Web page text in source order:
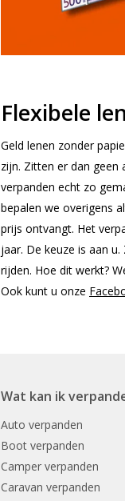
Flexibele
Geld lenen zonder
zijn. Zitten er dan geen
verpanden echt zo
bepalen we overigens
prijs ontvangt. Het
jaar. De keuze is aan
rijden. Hoe dit werkt?
Ook kunt u onze
Wat kan ik
Auto verpanden
Boot verpanden
Camper verpanden
Caravan verpanden